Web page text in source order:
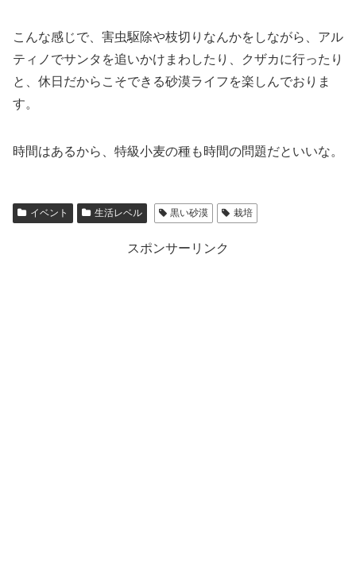
こんな感じで、害虫駆除や枝切りなんかをしながら、アル
ティノでサンタを追いかけまわしたり、クザカに行ったり
と、休日だからこそできる砂漠ライフを楽しんでおりま
す。
時間はあるから、特級小麦の種も時間の問題だといいな。
イベント 生活レベル 黒い砂漠 栽培
スポンサーリンク